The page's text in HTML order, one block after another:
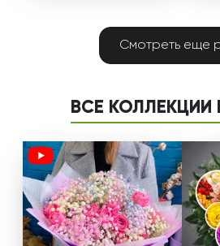
Смотреть еще
ВСЕ КОЛЛЕКЦИИ